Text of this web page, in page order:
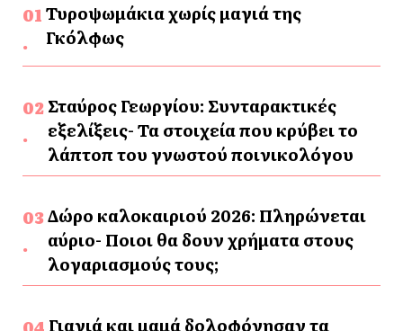
Τυροψωμάκια χωρίς μαγιά της
Γκόλφως
Σταύρος Γεωργίου: Συνταρακτικές
εξελίξεις- Τα στοιχεία που κρύβει το
λάπτοπ του γνωστού ποινικολόγου
Δώρο καλοκαιριού 2026: Πληρώνεται
αύριο- Ποιοι θα δουν χρήματα στους
λογαριασμούς τους;
Γιαγιά και μαμά δολοφόνησαν τα